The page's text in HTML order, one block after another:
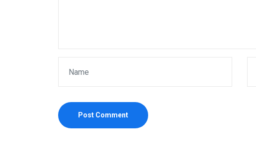
Post Comment